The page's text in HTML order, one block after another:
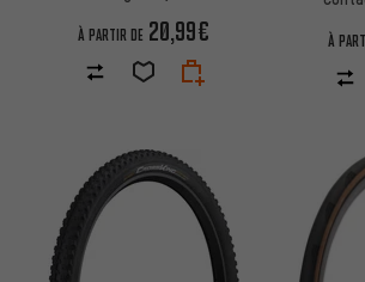
À PARTIR DE 20,99€ À